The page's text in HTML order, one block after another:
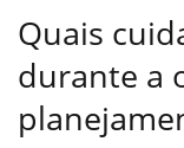
Quais
durante a